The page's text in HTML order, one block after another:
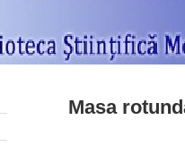
Masa